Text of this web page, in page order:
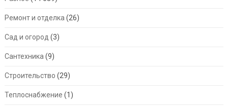
Ремонт и отделка (26)
Сад и огород (3)
Сантехника (9)
Строительство (29)
Теплоснабжение (1)